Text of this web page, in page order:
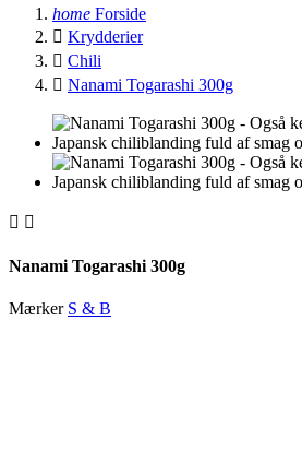
home Forside
 Krydderier
 Chili
 Nanami Togarashi 300g
 
Nanami Togarashi 300g
Mærker S & B